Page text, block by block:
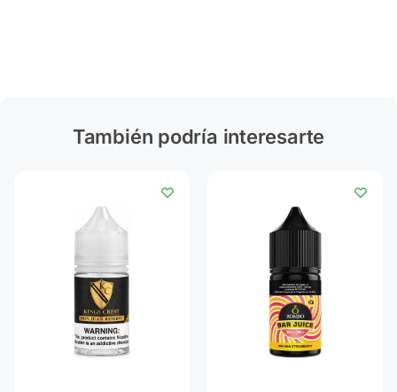
También podría interesarte